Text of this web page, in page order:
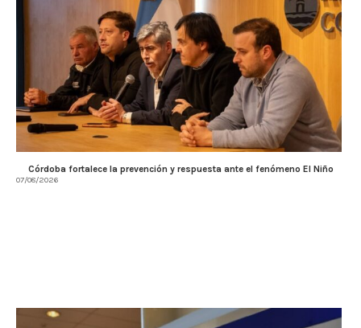
Córdoba fortalece la prevención y respuesta ante el fenómeno El Niño
07/08/2026